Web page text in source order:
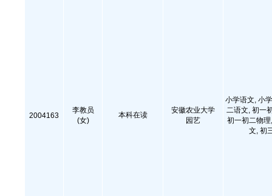
2004163
李教员
(女)
本科在读
安徽农业大学
园艺
小学语文, 小
二语文, 初一
初一初二物
文, 初